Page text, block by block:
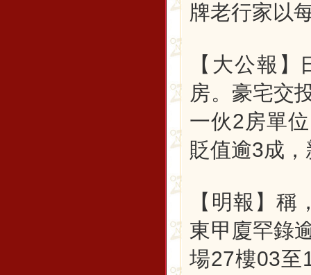
牌老行家以
【大公報
房。豪宅交
一伙2房單
貶值逾3成
【明報】
東甲廈罕錄
場27樓03至